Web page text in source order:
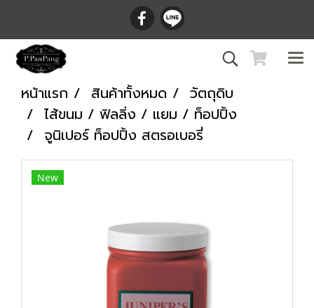
หน้าแรก สินค้าทั้งหมด
วัตถุดิบ
ไส้ขนม / ฟิลลิ่ง / แยม / ท็อปปิ้ง
จูนิเปอร์ ท็อปปิ้ง สตรอเบอรี่
New